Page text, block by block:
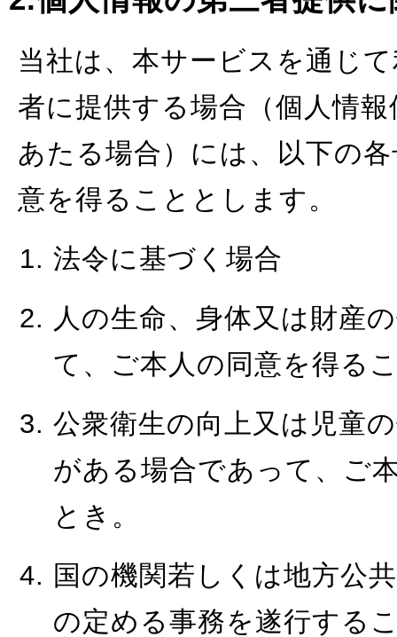
当社は、本サービスを通じ
者に提供する場合（個人情
あたる場合）には、以下の
意を得ることとします。
法令に基づく場合
人の生命、身体又は財産
て、ご本人の同意を得る
公衆衛生の向上又は児童
がある場合であって、ご
とき。
国の機関若しくは地方公
の定める事務を遂行する